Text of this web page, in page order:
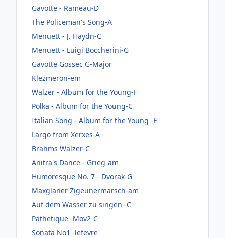
Gavotte - Rameau-D
The Policeman's Song-A
Menuett - J. Haydn-C
Menuett - Luigi Boccherini-G
Gavotte Gossec G-Major
Klezmeron-em
Walzer - Album for the Young-F
Polka - Album for the Young-C
Italian Song - Album for the Young -E
Largo from Xerxes-A
Brahms Walzer-C
Anitra's Dance - Grieg-am
Humoresque No. 7 - Dvorak-G
Maxglaner Zigeunermarsch-am
Auf dem Wasser zu singen -C
Pathetique -Mov2-C
Sonata No1 -lefevre